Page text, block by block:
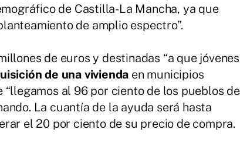
de Castilla-La Mancha, ya que
de amplio espectro”.
de euros y destinadas “a que jóvenes
de una vivienda en municipios
“llegamos al 96 por ciento de los pueblos de
La cuantía de la ayuda será hasta
el 20 por ciento de su precio de compra.